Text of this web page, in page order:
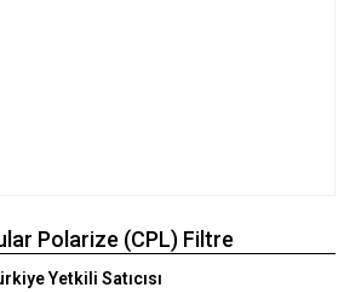
Polarize (CPL) Filtre
Yetkili Satıcısı